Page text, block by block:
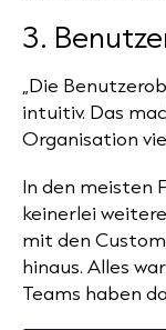
3.
„Die
intuitiv. Das
Organisation
In den meisten
keinerlei
mit den
hinaus. Alles
Teams haben